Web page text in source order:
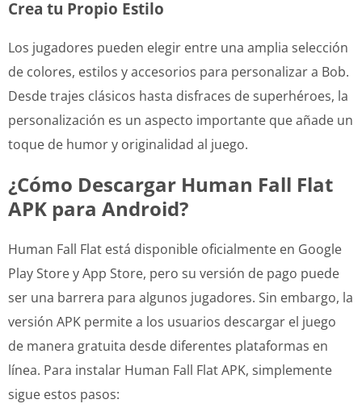
Crea tu Propio Estilo
Los jugadores pueden elegir entre una amplia selección
de colores, estilos y accesorios para personalizar a Bob.
Desde trajes clásicos hasta disfraces de superhéroes, la
personalización es un aspecto importante que añade un
toque de humor y originalidad al juego.
¿Cómo Descargar Human Fall Flat
APK para Android?
Human Fall Flat está disponible oficialmente en Google
Play Store y App Store, pero su versión de pago puede
ser una barrera para algunos jugadores. Sin embargo, la
versión APK permite a los usuarios descargar el juego
de manera gratuita desde diferentes plataformas en
línea. Para instalar Human Fall Flat APK, simplemente
sigue estos pasos: